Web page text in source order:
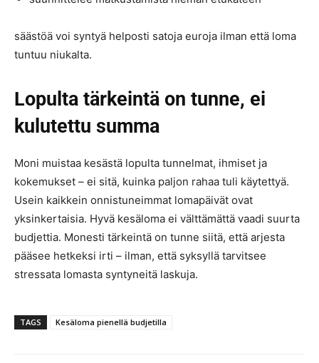
säästöä voi syntyä helposti satoja euroja ilman että loma
tuntuu niukalta.
Lopulta tärkeintä on tunne, ei
kulutettu summa
Moni muistaa kesästä lopulta tunnelmat, ihmiset ja
kokemukset – ei sitä, kuinka paljon rahaa tuli käytettyä.
Usein kaikkein onnistuneimmat lomapäivät ovat
yksinkertaisia. Hyvä kesäloma ei välttämättä vaadi suurta
budjettia. Monesti tärkeintä on tunne siitä, että arjesta
pääsee hetkeksi irti – ilman, että syksyllä tarvitsee
stressata lomasta syntyneitä laskuja.
TAGS Kesäloma pienellä budjetilla